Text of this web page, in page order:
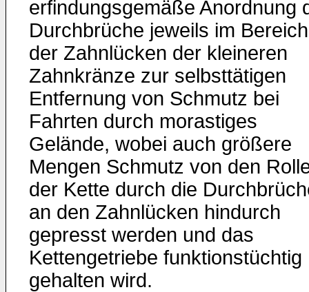
erfindungsgemäße Anordnung
Durchbrüche jeweils im Bereich
der Zahnlücken der kleineren
Zahnkränze zur selbsttätigen
Entfernung von Schmutz bei
Fahrten durch morastiges
Gelände, wobei auch größere
Mengen Schmutz von den
der Kette durch die
an den Zahnlücken hindurch
gepresst werden und das
Kettengetriebe funktionstüchtig
gehalten wird.